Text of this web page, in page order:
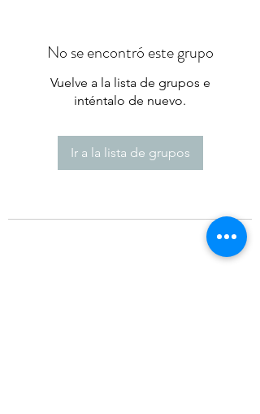
No se encontró este grupo
Vuelve a la lista de grupos e
inténtalo de nuevo.
Ir a la lista de grupos